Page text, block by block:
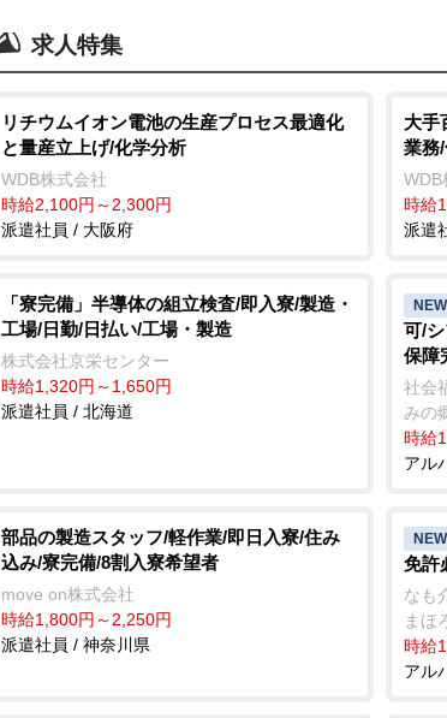
求人特集
リチウムイオン電池の生産プロセス最適化
と量産立上げ/化学分析
WDB株式会社
時給2,100円～2,300円
派遣社員 / 大阪府
大手
業務
WDB
時給
派遣
「寮完備」半導体の組立検査/即入寮/製造・
工場/日勤/日払い/工場・製造
株式会社京栄センター
時給1,320円～1,650円
派遣社員 / 北海道
NEW
可/
保障
社会
みの
時給
アル
部品の製造スタッフ/軽作業/即日入寮/住み
込み/寮完備/8割入寮希望者
move on株式会社
時給1,800円～2,250円
派遣社員 / 神奈川県
NEW
免許
なも
まほ
時給
アル